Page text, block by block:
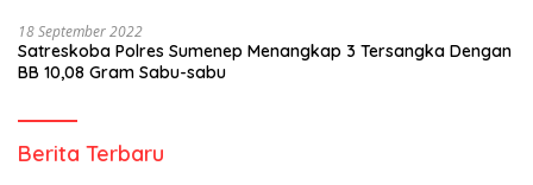
18 September 2022
Satreskoba Polres Sumenep Menangkap 3 Tersangka Dengan
BB 10,08 Gram Sabu-sabu
Berita Terbaru